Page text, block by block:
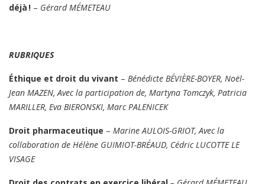
déjà ! – Gérard MÉMETEAU
RUBRIQUES
Éthique et droit du vivant – Bénédicte BÉVIÈRE-BOYER, Noël-
Jean MAZEN, Avec la participation de, Martyna Tomczyk, Patricia
MARILLER, Eva BIERONSKI, Marc PALENICEK
Droit pharmaceutique – Marine AULOIS-GRIOT, Avec la
collaboration de Hélène GUIMIOT-BRÉAUD, Cédric LUCOTTE LE
VISAGE